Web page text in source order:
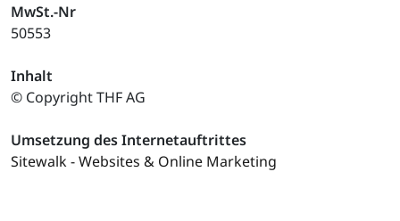
MwSt.-Nr
50553
Inhalt
© Copyright THF AG
Umsetzung des Internetauftrittes
Sitewalk - Websites & Online Marketing